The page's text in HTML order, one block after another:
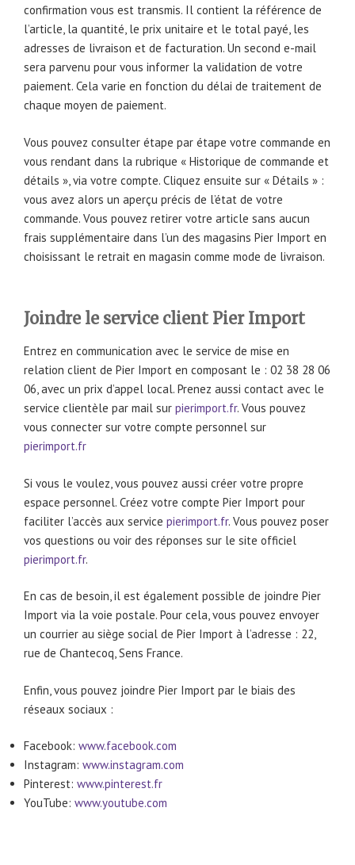
confirmation vous est transmis. Il contient la référence de
l’article, la quantité, le prix unitaire et le total payé, les
adresses de livraison et de facturation. Un second e-mail
sera parvenu pour vous informer la validation de votre
paiement. Cela varie en fonction du délai de traitement de
chaque moyen de paiement.
Vous pouvez consulter étape par étape votre commande en
vous rendant dans la rubrique « Historique de commande et
détails », via votre compte. Cliquez ensuite sur « Détails » :
vous avez alors un aperçu précis de l’état de votre
commande. Vous pouvez retirer votre article sans aucun
frais supplémentaire dans l’un des magasins Pier Import en
choisissant le retrait en magasin comme mode de livraison.
Joindre le service client Pier Import
Entrez en communication avec le service de mise en
relation client de Pier Import en composant le : 02 38 28 06
06, avec un prix d’appel local. Prenez aussi contact avec le
service clientèle par mail sur pierimport.fr. Vous pouvez
vous connecter sur votre compte personnel sur
pierimport.fr
Si vous le voulez, vous pouvez aussi créer votre propre
espace personnel. Créez votre compte Pier Import pour
faciliter l’accès aux service pierimport.fr. Vous pouvez poser
vos questions ou voir des réponses sur le site officiel
pierimport.fr.
En cas de besoin, il est également possible de joindre Pier
Import via la voie postale. Pour cela, vous pouvez envoyer
un courrier au siège social de Pier Import à l’adresse : 22,
rue de Chantecoq, Sens France.
Enfin, vous pouvez joindre Pier Import par le biais des
réseaux sociaux :
Facebook: www.facebook.com
Instagram: www.instagram.com
Pinterest: www.pinterest.fr
YouTube: www.youtube.com